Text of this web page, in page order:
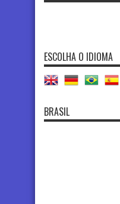
ESCOLHA O IDIOMA
BRASIL